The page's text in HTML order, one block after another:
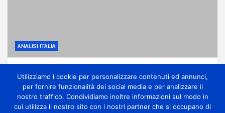
ANALISI ITALIA
qualche temporale di calore
1 giorno ago miometeo
Utilizziamo i cookie per personalizzare contenuti ed annunci,
per fornire funzionalità dei social media e per analizzare il
nostro traffico. Condividiamo inoltre informazioni sul modo in
cui utilizza il nostro sito con i nostri partner che si occupano di